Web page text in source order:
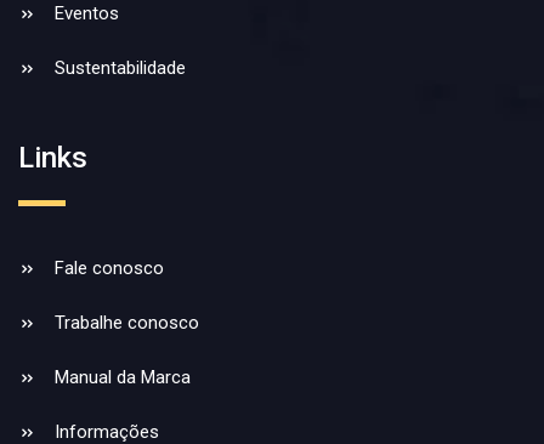
Eventos
Sustentabilidade
Links
Fale conosco
Trabalhe conosco
Manual da Marca
Informações